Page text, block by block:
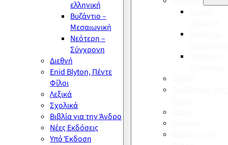
ελληνική
Βυζάντιο –
Μεσαιωνική
Νεότερη –
Σύγχρονη
Διεθνή
Enid Blyton, Πέντε
Φίλοι
Λεξικά
Σχολικά
Βιβλία για την Άνδρο
Νέες Εκδόσεις
Υπό Έκδοση